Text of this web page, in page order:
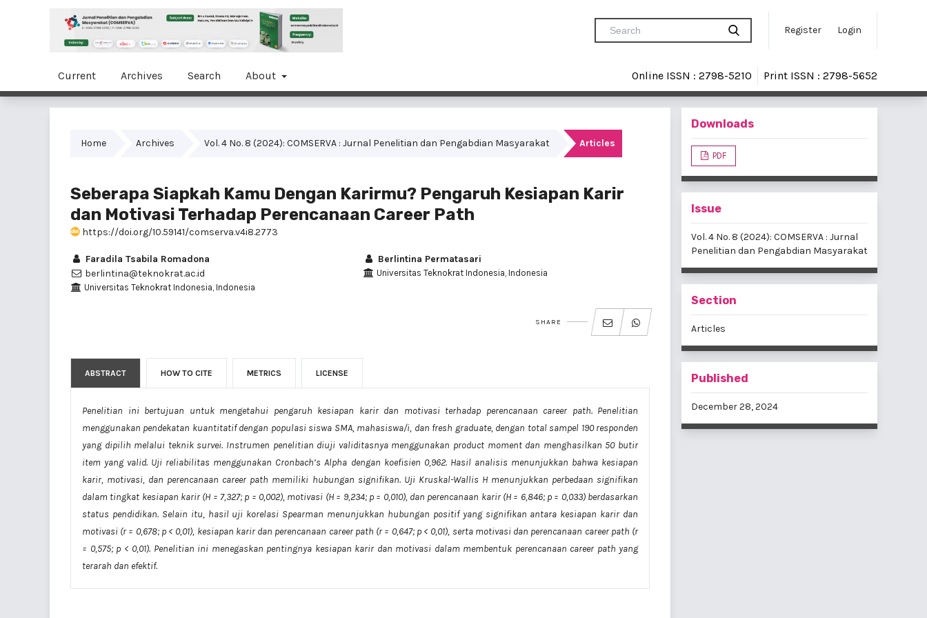
Register Login
Current Archives Search About Online ISSN : 2798-5210 Print ISSN : 2798-5652
Home Archives Vol. 4 No. 8 (2024): COMSERVA : Jurnal Penelitian dan Pengabdian Masyarakat Articles
Seberapa Siapkah Kamu Dengan Karirmu? Pengaruh Kesiapan Karir
dan Motivasi Terhadap Perencanaan Career Path
https://doi.org/10.59141/comserva.v4i8.2773
Faradila Tsabila Romadona
berlintina@teknokrat.ac.id
Universitas Teknokrat Indonesia, Indonesia
Berlintina Permatasari
Universitas Teknokrat Indonesia, Indonesia
SHARE
ABSTRACT HOW TO CITE METRICS LICENSE
Penelitian ini bertujuan untuk mengetahui pengaruh kesiapan karir dan motivasi terhadap perencanaan career path. Penelitian
menggunakan pendekatan kuantitatif dengan populasi siswa SMA, mahasiswa/i, dan fresh graduate, dengan total sampel 190 responden
yang dipilih melalui teknik survei. Instrumen penelitian diuji validitasnya menggunakan product moment dan menghasilkan 50 butir
item yang valid. Uji reliabilitas menggunakan Cronbach’s Alpha dengan koefisien 0,962. Hasil analisis menunjukkan bahwa kesiapan
karir, motivasi, dan perencanaan career path memiliki hubungan signifikan. Uji Kruskal-Wallis H menunjukkan perbedaan signifikan
dalam tingkat kesiapan karir (H = 7,327; p = 0,002), motivasi (H = 9,234; p = 0,010), dan perencanaan karir (H = 6,846; p = 0,033) berdasarkan
status pendidikan. Selain itu, hasil uji korelasi Spearman menunjukkan hubungan positif yang signifikan antara kesiapan karir dan
motivasi (r = 0,678; p < 0,01), kesiapan karir dan perencanaan career path (r = 0,647; p < 0,01), serta motivasi dan perencanaan career path (r
= 0,575; p < 0,01). Penelitian ini menegaskan pentingnya kesiapan karir dan motivasi dalam membentuk perencanaan career path yang
terarah dan efektif.
Downloads
PDF
Issue
Vol. 4 No. 8 (2024): COMSERVA : Jurnal
Penelitian dan Pengabdian Masyarakat
Section
Articles
Published
December 28, 2024